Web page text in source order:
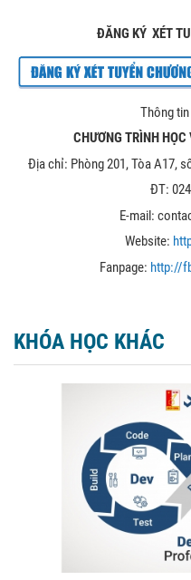
ĐĂNG KÝ XÉT
Thông
CHƯƠNG TRÌNH HỌC
Địa chỉ: Phòng 201, Tòa A17,
ĐT:
E-mail:
Website:
Fanpage: http://
KHÓA HỌC KHÁC